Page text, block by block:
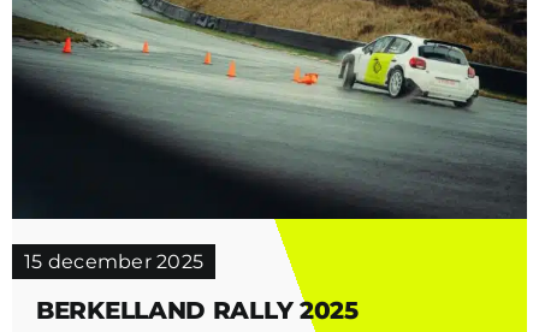
15 december 2025
BERKELLAND RALLY 2025